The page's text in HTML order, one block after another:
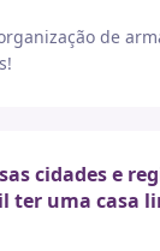
de
cidades e
ter uma casa